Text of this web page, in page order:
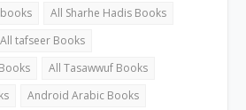
All Sharhe Hadis Books
All tafseer Books
All Tasawwuf Books
Android Arabic Books